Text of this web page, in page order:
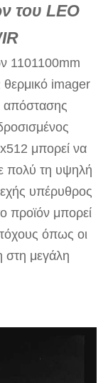
του LEO
1101100mm
θερμικό imager
απόστασης
μπορεί να
πολύ τη υψηλή
υπέρυθρος
προϊόν μπορεί
όπως οι
στη μεγάλη